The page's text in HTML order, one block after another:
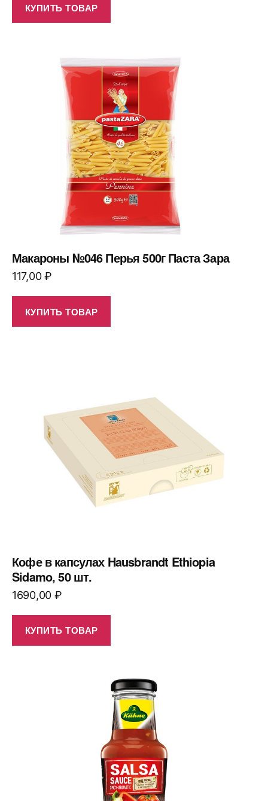
КУПИТЬ ТОВАР
Макароны №046 Перья 500г Паста Зара
117,00₽
КУПИТЬ ТОВАР
Кофе в капсулах Hausbrandt Ethiopia
Sidamo, 50 шт.
1690,00 ₽
КУПИТЬ ТОВАР